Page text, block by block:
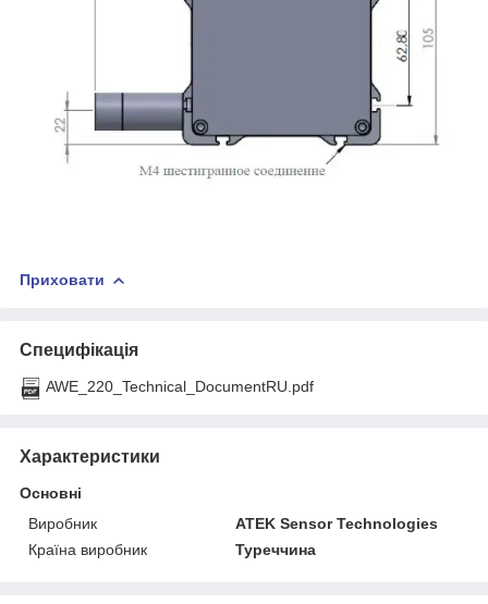
Приховати
Специфікація
AWE_220_Technical_DocumentRU.pdf
Характеристики
Основні
Виробник
ATEK Sensor Technologies
Країна виробник
Туреччина